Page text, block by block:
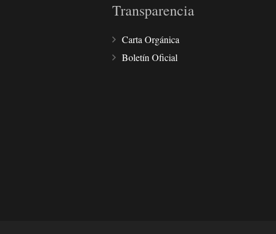
Transparencia
Carta Orgánica
Boletín Oficial